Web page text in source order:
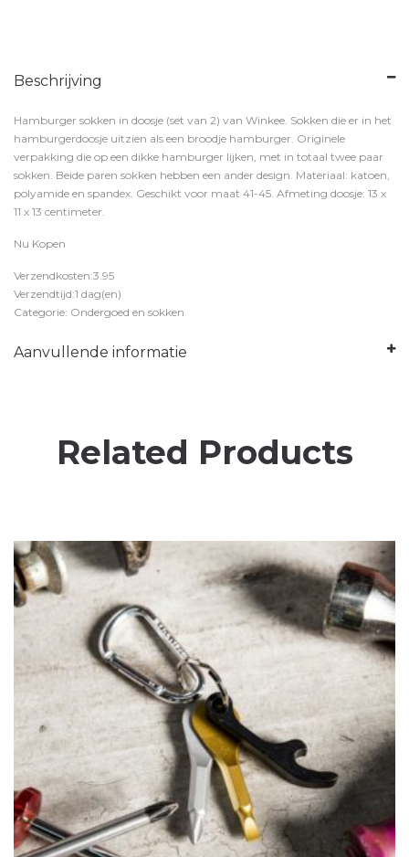
Beschrijving
Hamburger sokken in doosje (set van 2) van Winkee. Sokken die er in het
hamburgerdoosje uitzien als een broodje hamburger. Originele
verpakking die op een dikke hamburger lijken, met in totaal twee paar
sokken. Beide paren sokken hebben een ander design. Materiaal: katoen,
polyamide en spandex. Geschikt voor maat 41-45. Afmeting doosje: 13 x
11 x 13 centimeter.
Nu Kopen
Verzendkosten:3.95
Verzendtijd:1 dag(en)
Categorie: Ondergoed en sokken
Aanvullende informatie
Related Products